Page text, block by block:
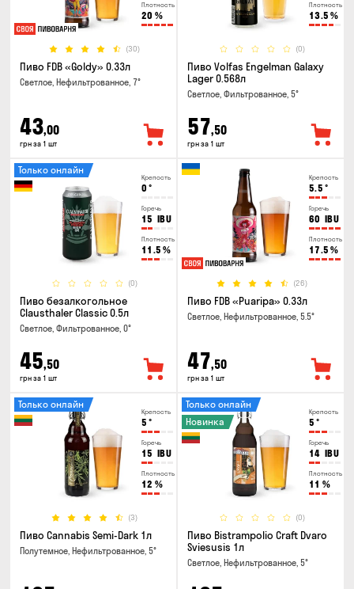
Плотность
20 %
(30)
Пиво FDB «Goldy» 0.33л
Светлое, Нефильтрованное, 7°
43,00
грн за 1 шт
Плотность
13.5 %
(0)
Пиво Volfas Engelman Galaxy
Lager 0.568л
Светлое, Фильтрованное, 5°
57,50
грн за 1 шт
Крепость
0 °
Горечь
15 IBU
Плотность
11.5 %
(0)
Только онлайн
Пиво безалкогольное
Clausthaler Classic 0.5л
Светлое, Фильтрованное, 0°
45,50
грн за 1 шт
Крепость
5.5 °
Горечь
60 IBU
Плотность
17.5 %
(26)
Пиво FDB «Puaripa» 0.33л
Светлое, Нефильтрованное, 5.5°
47,50
грн за 1 шт
Крепость
5 °
Горечь
15 IBU
Плотность
12 %
(3)
Только онлайн
Пиво Cannabis Semi-Dark 1л
Полутемное, Нефильтрованное, 5°
Крепость
5 °
Горечь
14 IBU
Плотность
11 %
(0)
Только онлайн
Новинка
Пиво Bistrampolio Craft Dvaro
Sviesusis 1л
Светлое, Нефильтрованное, 5°